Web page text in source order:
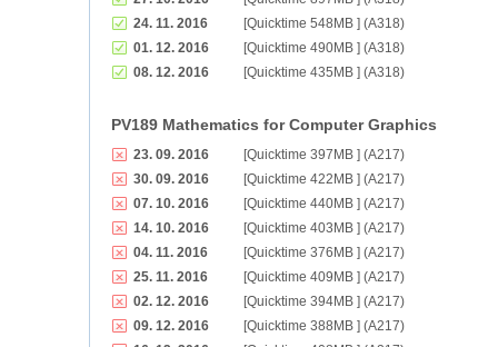
24. 11. 2016
[Quicktime 548MB ] (A318)
01. 12. 2016
[Quicktime 490MB ] (A318)
08. 12. 2016
[Quicktime 435MB ] (A318)
PV189 Mathematics for Computer Graphics
23. 09. 2016
[Quicktime 397MB ] (A217)
30. 09. 2016
[Quicktime 422MB ] (A217)
07. 10. 2016
[Quicktime 440MB ] (A217)
14. 10. 2016
[Quicktime 403MB ] (A217)
04. 11. 2016
[Quicktime 376MB ] (A217)
25. 11. 2016
[Quicktime 409MB ] (A217)
02. 12. 2016
[Quicktime 394MB ] (A217)
09. 12. 2016
[Quicktime 388MB ] (A217)